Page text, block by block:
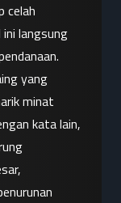
celah
langsung
yang
minat
kata lain,